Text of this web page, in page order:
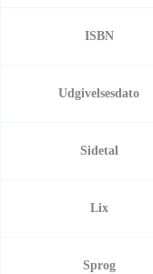
ISBN
Udgivelsesdato
Sidetal
Lix
Sprog